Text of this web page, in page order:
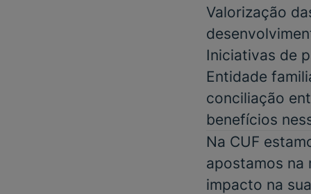
Valorização
Iniciativas de
Entidade
conciliação
benefícios
Na CUF
apostamos na
impacto na